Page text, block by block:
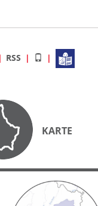
RSS
KARTE